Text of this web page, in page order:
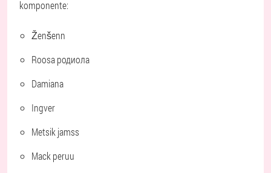
komponente:
Ženšenn
Roosa родиола
Damiana
Ingver
Metsik jamss
Mack peruu